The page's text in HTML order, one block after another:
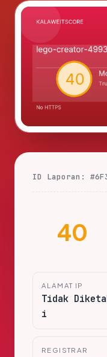
ID Laporan:
40
ALAMAT IP
Tidak
i
REGISTRAR